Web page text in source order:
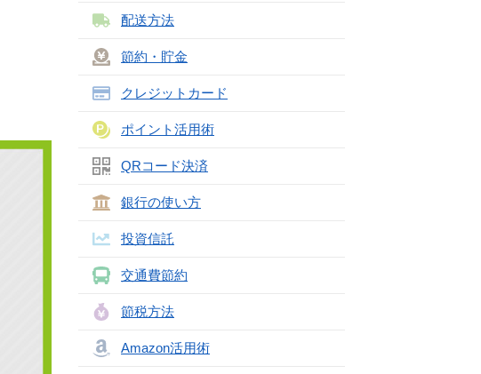
配送方法
節約・貯金
クレジットカード
ポイント活用術
QRコード決済
銀行の使い方
投資信託
交通費節約
節税方法
Amazon活用術